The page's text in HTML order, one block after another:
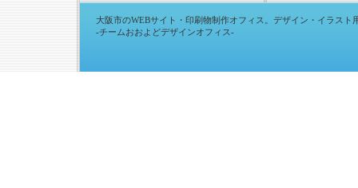
大阪市のWEBサイト・印刷物制作オフィス。デザイン・イラスト
-チームおおよどデザインオフィス-